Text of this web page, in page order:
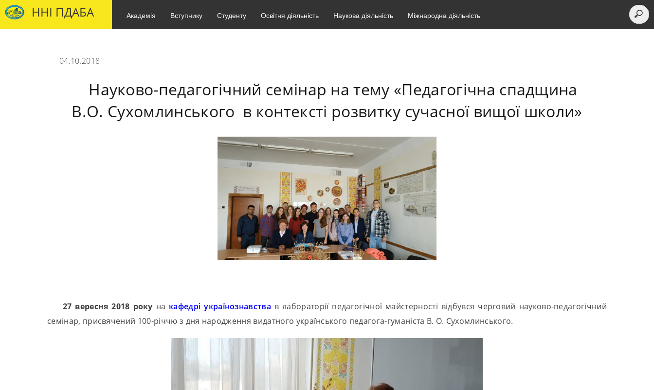
ННІ ПДАБА Академія Вступнику Студенту Освітня діяльність Наукова діяльність Міжнародна діяльність
04.10.2018
Науково-педагогічний семінар на тему «Педагогічна спадщина
В.О. Сухомлинського в контексті розвитку сучасної вищої школи»
27 вересня 2018 року на кафедрі українознавства в лабораторії педагогічної майстерності відбувся черговий науково-педагогічний
семінар, присвячений 100-річчю з дня народження видатного українського педагога-гуманіста В. О. Сухомлинського.